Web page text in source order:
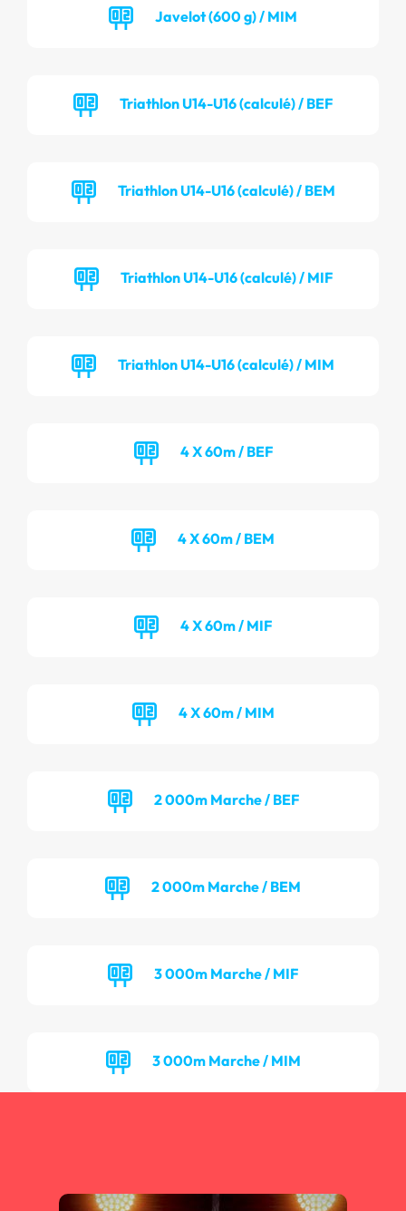
Javelot (600 g) / MIM
Triathlon U14-U16 (calculé) / BEF
Triathlon U14-U16 (calculé) / BEM
Triathlon U14-U16 (calculé) / MIF
Triathlon U14-U16 (calculé) / MIM
4 X 60m / BEF
4 X 60m / BEM
4 X 60m / MIF
4 X 60m / MIM
2 000m Marche / BEF
2 000m Marche / BEM
3 000m Marche / MIF
3 000m Marche / MIM